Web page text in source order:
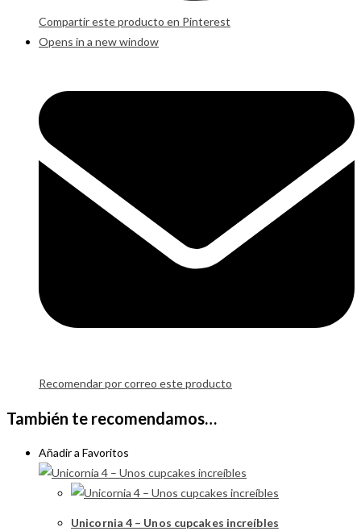
Compartir este producto en Pinterest
Opens in a new window
Recomendar por correo este producto
También te recomendamos…
Añadir a Favoritos
Unicornia 4 – Unos cupcakes increíbles